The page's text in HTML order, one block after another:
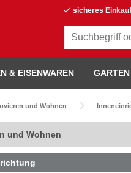
sicheres
& EISENWAREN
und Wohnen
und Wohnen